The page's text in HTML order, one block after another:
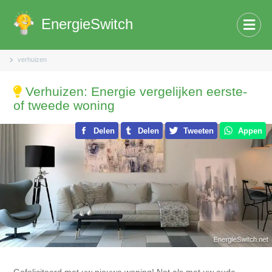
verhuizen
EnergieSwitch
Verhuizen: Energie vergelijken eerste-
of tweede woning
Delen Delen Tweeten Appen